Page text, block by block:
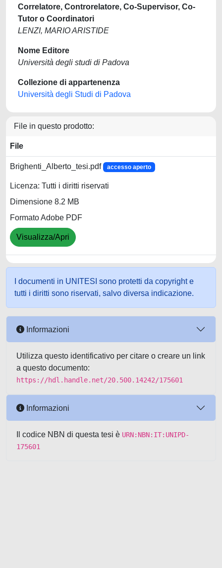
Correlatore, Controrelatore, Co-Supervisor, Co-
Tutor o Coordinatori
LENZI, MARIO ARISTIDE
Nome Editore
Università degli studi di Padova
Collezione di appartenenza
Università degli Studi di Padova
File in questo prodotto:
File
Brighenti_Alberto_tesi.pdf accesso aperto
Licenza: Tutti i diritti riservati
Dimensione 8.2 MB
Formato Adobe PDF
Visualizza/Apri
I documenti in UNITESI sono protetti da copyright e
tutti i diritti sono riservati, salvo diversa indicazione.
Informazioni
Utilizza questo identificativo per citare o creare un link
a questo documento:
https://hdl.handle.net/20.500.14242/175601
Informazioni
Il codice NBN di questa tesi è URN:NBN:IT:UNIPD-
175601